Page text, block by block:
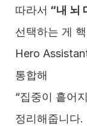
따라서 “내 뇌
선택하는 게
Hero
통합해
“집중이 흩어
정리해줍니다.